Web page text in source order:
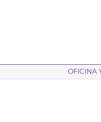
OFICINA